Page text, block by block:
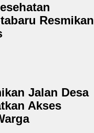
Resmikan
Jalan Desa
Akses